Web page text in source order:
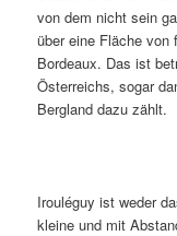
von dem nicht sein
über eine Fläche von
Bordeaux. Das ist
Österreichs, sogar
Bergland dazu zählt.
Irouléguy ist weder
kleine und mit